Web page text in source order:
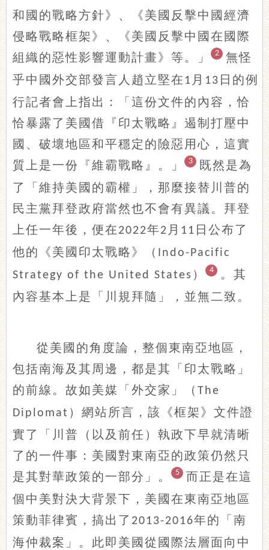
和國的戰略方針》、《美國反擊中國經濟
侵略戰略框架》、《美國反擊中國在國際
組織的惡性影響運動計畫》等。」
2
無怪
乎中國外交部發言人趙立堅在 1 月 13 日的例
行記者會上指出：「這份文件的內容，恰
恰暴露了美國借『印太戰略』遏制打壓中
國、破壞地區和平穩定的險惡用心，這實
質上是一份『維霸戰略』。」
3
既然是為
了「維持美國的霸權」，那麼接替川普的
民主黨拜登政府當然也不會有異議。拜登
上任一年後，便在 2022年 2 月 11 日公布了
他的《美國印太戰略》（ Indo-Pacific
Strategy of the United States ） 4
。其
內容基本上是「川規拜隨」，並無二致。
從美國的角度論，整個東南亞地區，
包括南海及其周邊，都是其「印太戰略」
的前線。故如美媒「外交家」（ The
Diplomat ）網站所言，該《框架》文件證
實了「川普（以及前任）執政下早就清晰
了的一件事：美國對東南亞的政策仍然只
是其對華政策的一部分」。
5
而正是在這
個中美對決大背景下，美國在東南亞地區
策動菲律賓，搞出了 2013-2016年的「南
海仲裁案」。此即美國從國際法層面向中